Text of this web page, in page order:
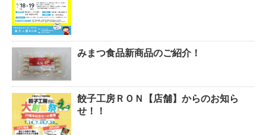
みまつ食品新商品のご紹介！
餃子工房ＲＯＮ【店舗】からのお知ら
せ！！